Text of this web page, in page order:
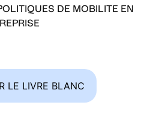
DE MOBILITE EN
LE LIVRE BLANC